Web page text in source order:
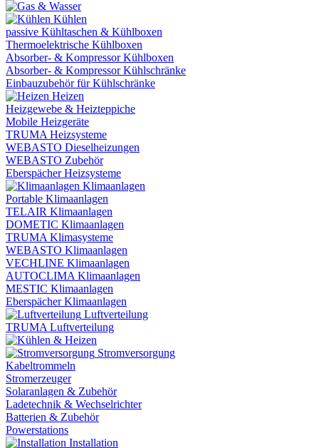
Kühlen
passive Kühltaschen & Kühlboxen
Thermoelektrische Kühlboxen
Absorber- & Kompressor Kühlboxen
Absorber- & Kompressor Kühlschränke
Einbauzubehör für Kühlschränke
Heizen
Heizgewebe & Heizteppiche
Mobile Heizgeräte
TRUMA Heizsysteme
WEBASTO Dieselheizungen
WEBASTO Zubehör
Eberspächer Heizsysteme
Klimaanlagen
Portable Klimaanlagen
TELAIR Klimaanlagen
DOMETIC Klimaanlagen
TRUMA Klimasysteme
WEBASTO Klimaanlagen
VECHLINE Klimaanlagen
AUTOCLIMA Klimaanlagen
MESTIC Klimaanlagen
Eberspächer Klimaanlagen
Luftverteilung
TRUMA Luftverteilung
Stromversorgung
Kabeltrommeln
Stromerzeuger
Solaranlagen & Zubehör
Ladetechnik & Wechselrichter
Batterien & Zubehör
Powerstations
Installation